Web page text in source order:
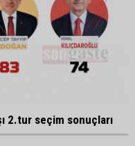
2.tur seçim sonuçları